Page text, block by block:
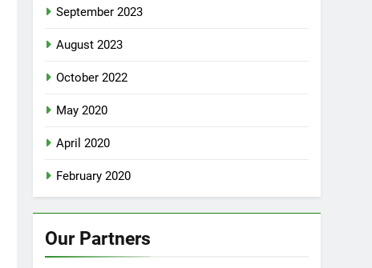
September 2023
August 2023
October 2022
May 2020
April 2020
February 2020
Our Partners